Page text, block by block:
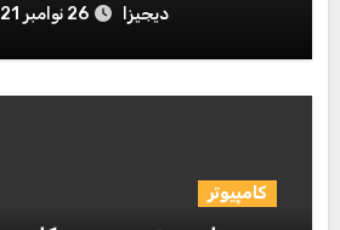
دیجیزا 26 نوامبر 2021
کامپیوتر